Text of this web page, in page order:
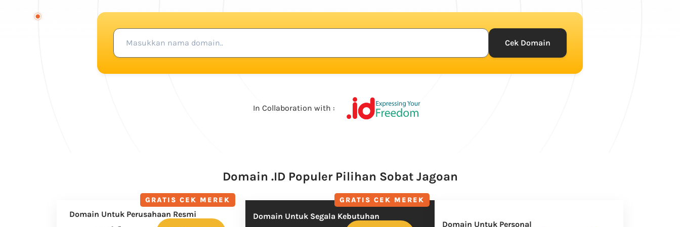
Cek Domain
In Collaboration with :
Domain .ID Populer Pilihan Sobat Jagoan
GRATIS CEK MEREK
Domain Untuk Perusahaan Resmi
GRATIS CEK MEREK
Domain Untuk Segala Kebutuhan
Domain Untuk Personal